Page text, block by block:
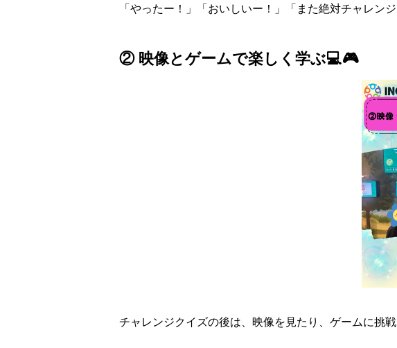
「やったー！」「おいしいー！」「また絶対チャレン
② 映像とゲームで楽しく学ぶ💻🎮
チャレンジクイズの後は、映像を見たり、ゲームに挑